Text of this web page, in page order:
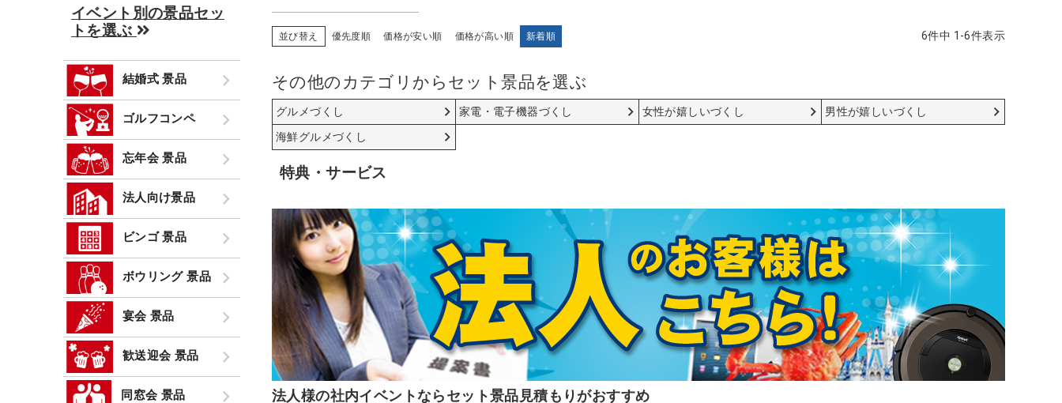
イベント別の景品セッ
トを選ぶ
結婚式 景品
ゴルフコンペ
忘年会 景品
法人向け景品
ビンゴ 景品
ボウリング 景品
宴会 景品
歓送迎会 景品
同窓会 景品
並び替え 優先度順 価格が安い順 価格が高い順 新着順 6件中 1 -6件表示
その他のカテゴリからセット景品を選ぶ
グルメづくし 家電・電子機器づくし 女性が嬉しいづくし
男性が嬉しいづくし
海鮮グルメづくし
特典・サービス
法人様の社内イベントならセット景品見積もりがおすすめ